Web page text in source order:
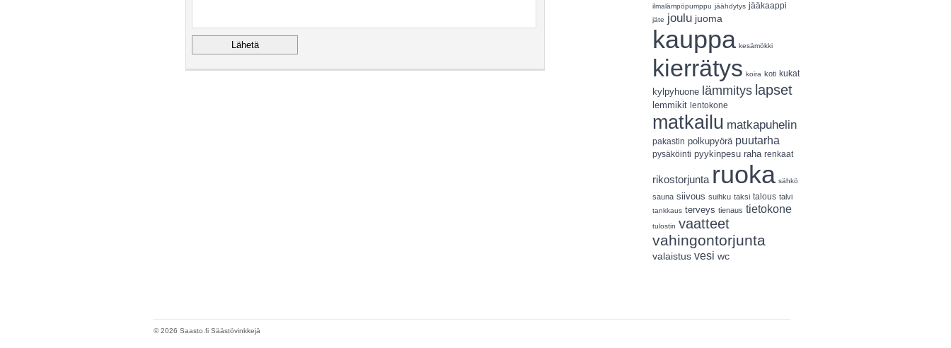
ilmalämpöpumppu jäähdytys jääkaappi
jäte joulu juoma
kauppa kesämökki
kierrätys koira koti kukat
kylpyhuone lämmitys lapset
lemmikit lentokone
matkailu matkapuhelin
pakastin polkupyörä puutarha
pysäköinti pyykinpesu raha renkaat
rikostorjunta ruoka sähkö
sauna siivous suihku taksi talous talvi
tankkaus terveys tienaus tietokone
tulostin vaatteet
vahingontorjunta
valaistus vesi wc
© 2026 Saasto.fi Säästövinkkejä